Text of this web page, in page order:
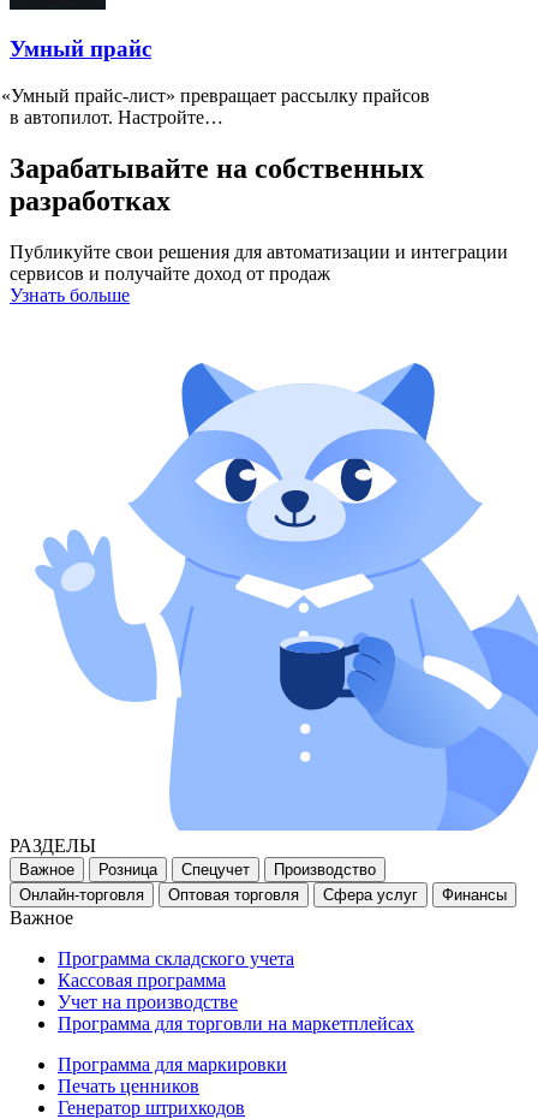
Умный прайс
«Умный прайс-лист» превращает рассылку прайсов
в автопилот. Настройте…
Зарабатывайте на собственных
разработках
Публикуйте свои решения для автоматизации и интеграции
сервисов и получайте доход от продаж
Узнать больше
РАЗДЕЛЫ
Важное Розница Спецучет
Производство
Онлайн-торговля
Оптовая торговля Сфера услуг Финансы
Важное
Программа складского учета
Кассовая программа
Учет на производстве
Программа для торговли на маркетплейсах
Программа для маркировки
Печать ценников
Генератор штрихкодов